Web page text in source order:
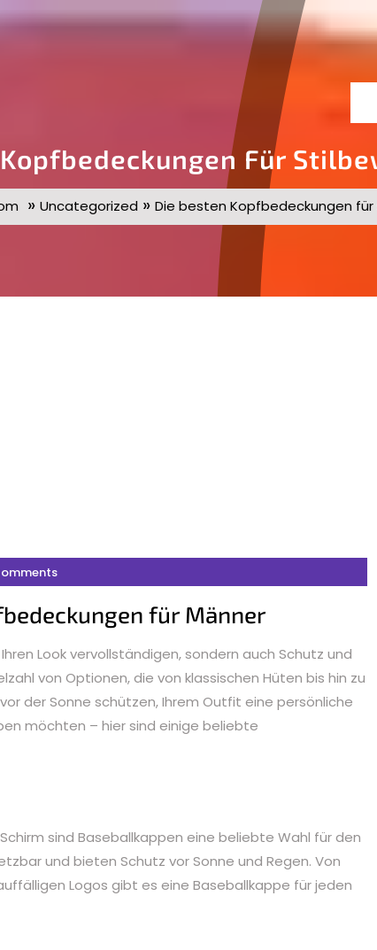
Für
» Uncategorized » Die besten Kopfbedeckungen
für Männer
Look vervollständigen, sondern auch Schutz und
von Optionen, die von klassischen Hüten bis hin zu
der Sonne schützen, Ihrem Outfit eine persönliche
möchten – hier sind einige beliebte
sind Baseballkappen eine beliebte Wahl für den
und bieten Schutz vor Sonne und Regen. Von
Logos gibt es eine Baseballkappe für jeden